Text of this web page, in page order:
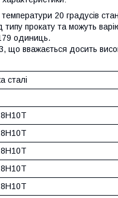
20 градусів
типу прокату та можуть
одиниць.
що вважається досить
сталі